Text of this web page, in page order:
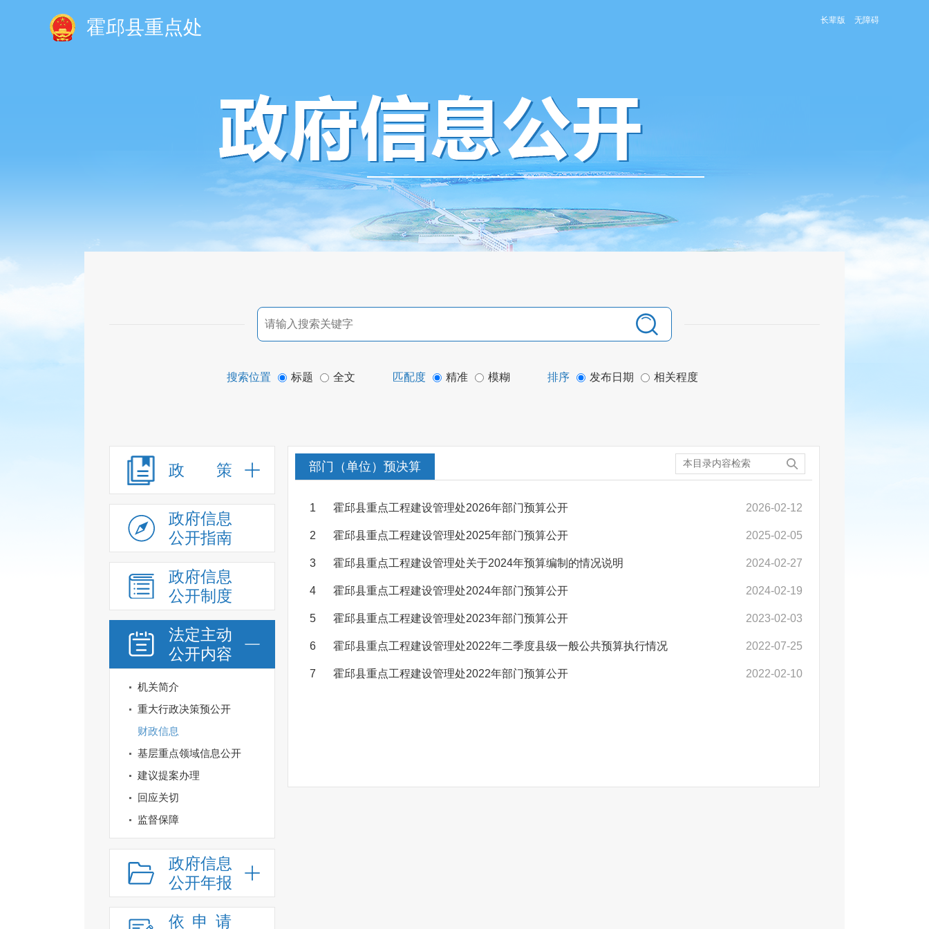
霍邱县重点处 长辈版 无障碍
搜索位置 标题 全文 匹配度 精准 模糊 排序 发布日期 相关程度
政 策
政府信息
公开指南
政府信息
公开制度
法定主动
公开内容
机关简介
重大行政决策预公开
财政信息
基层重点领域信息公开
建议提案办理
回应关切
监督保障
政府信息
公开年报
依申请
部门（单位）预决算
1 霍邱县重点工程建设管理处2026年部门预算公开 2026-02-12
2 霍邱县重点工程建设管理处2025年部门预算公开 2025-02-05
3 霍邱县重点工程建设管理处关于2024年预算编制的情况说明 2024-02-27
4 霍邱县重点工程建设管理处2024年部门预算公开 2024-02-19
5 霍邱县重点工程建设管理处2023年部门预算公开 2023-02-03
6 霍邱县重点工程建设管理处2022年二季度县级一般公共预算执行情况 2022-07-25
7 霍邱县重点工程建设管理处2022年部门预算公开 2022-02-10